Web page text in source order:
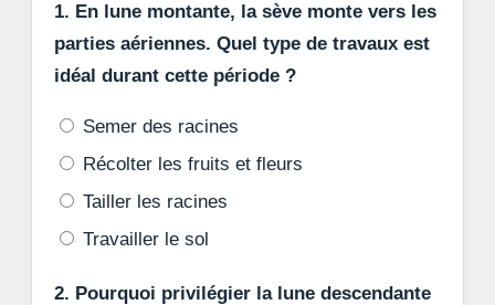
1. En lune montante, la sève monte vers les
parties aériennes. Quel type de travaux est
idéal durant cette période ?
Semer des racines
Récolter les fruits et fleurs
Tailler les racines
Travailler le sol
2. Pourquoi privilégier la lune descendante